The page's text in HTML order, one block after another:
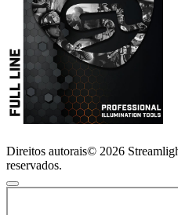
Direitos autorais© 2026
reservados.